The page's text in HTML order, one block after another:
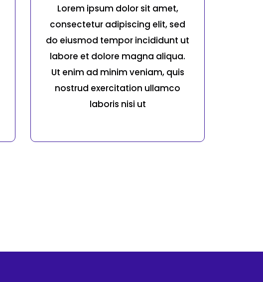
Lorem ipsum dolor sit amet,
consectetur adipiscing elit, sed
do eiusmod tempor incididunt ut
labore et dolore magna aliqua.
Ut enim ad minim veniam, quis
nostrud exercitation ullamco
laboris nisi ut